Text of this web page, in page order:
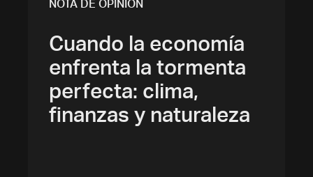
NOTA DE OPINIÓN
Cuando la economía
enfrenta la tormenta
perfecta: clima,
finanzas y naturaleza